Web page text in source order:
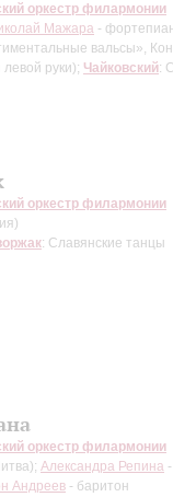
оркестр филармонии
Мажара -
вальсы»,
руки); Чайковский:
оркестр филармонии
: Славянские танцы
оркестр филармонии
Александра Репина
Андреев - баритон